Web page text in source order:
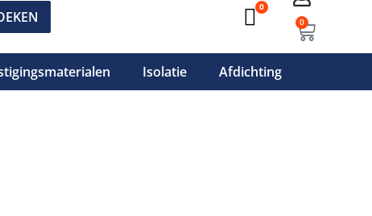
0
0
Isolatie Afdichting